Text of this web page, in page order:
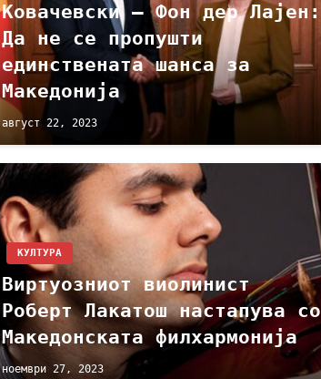
Ковачевски – Фон дер Лајен:
Да не се пропушти
единствената шанса за
Македонија
август 22, 2023
КУЛТУРА
Виртуозниот виолинист
Роберт Лакатош настапува со
Македонската филхармонија
ноември 27, 2023